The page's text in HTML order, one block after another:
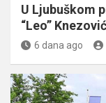
U Ljubuškom
“Leo” Knezović
6 dana ago